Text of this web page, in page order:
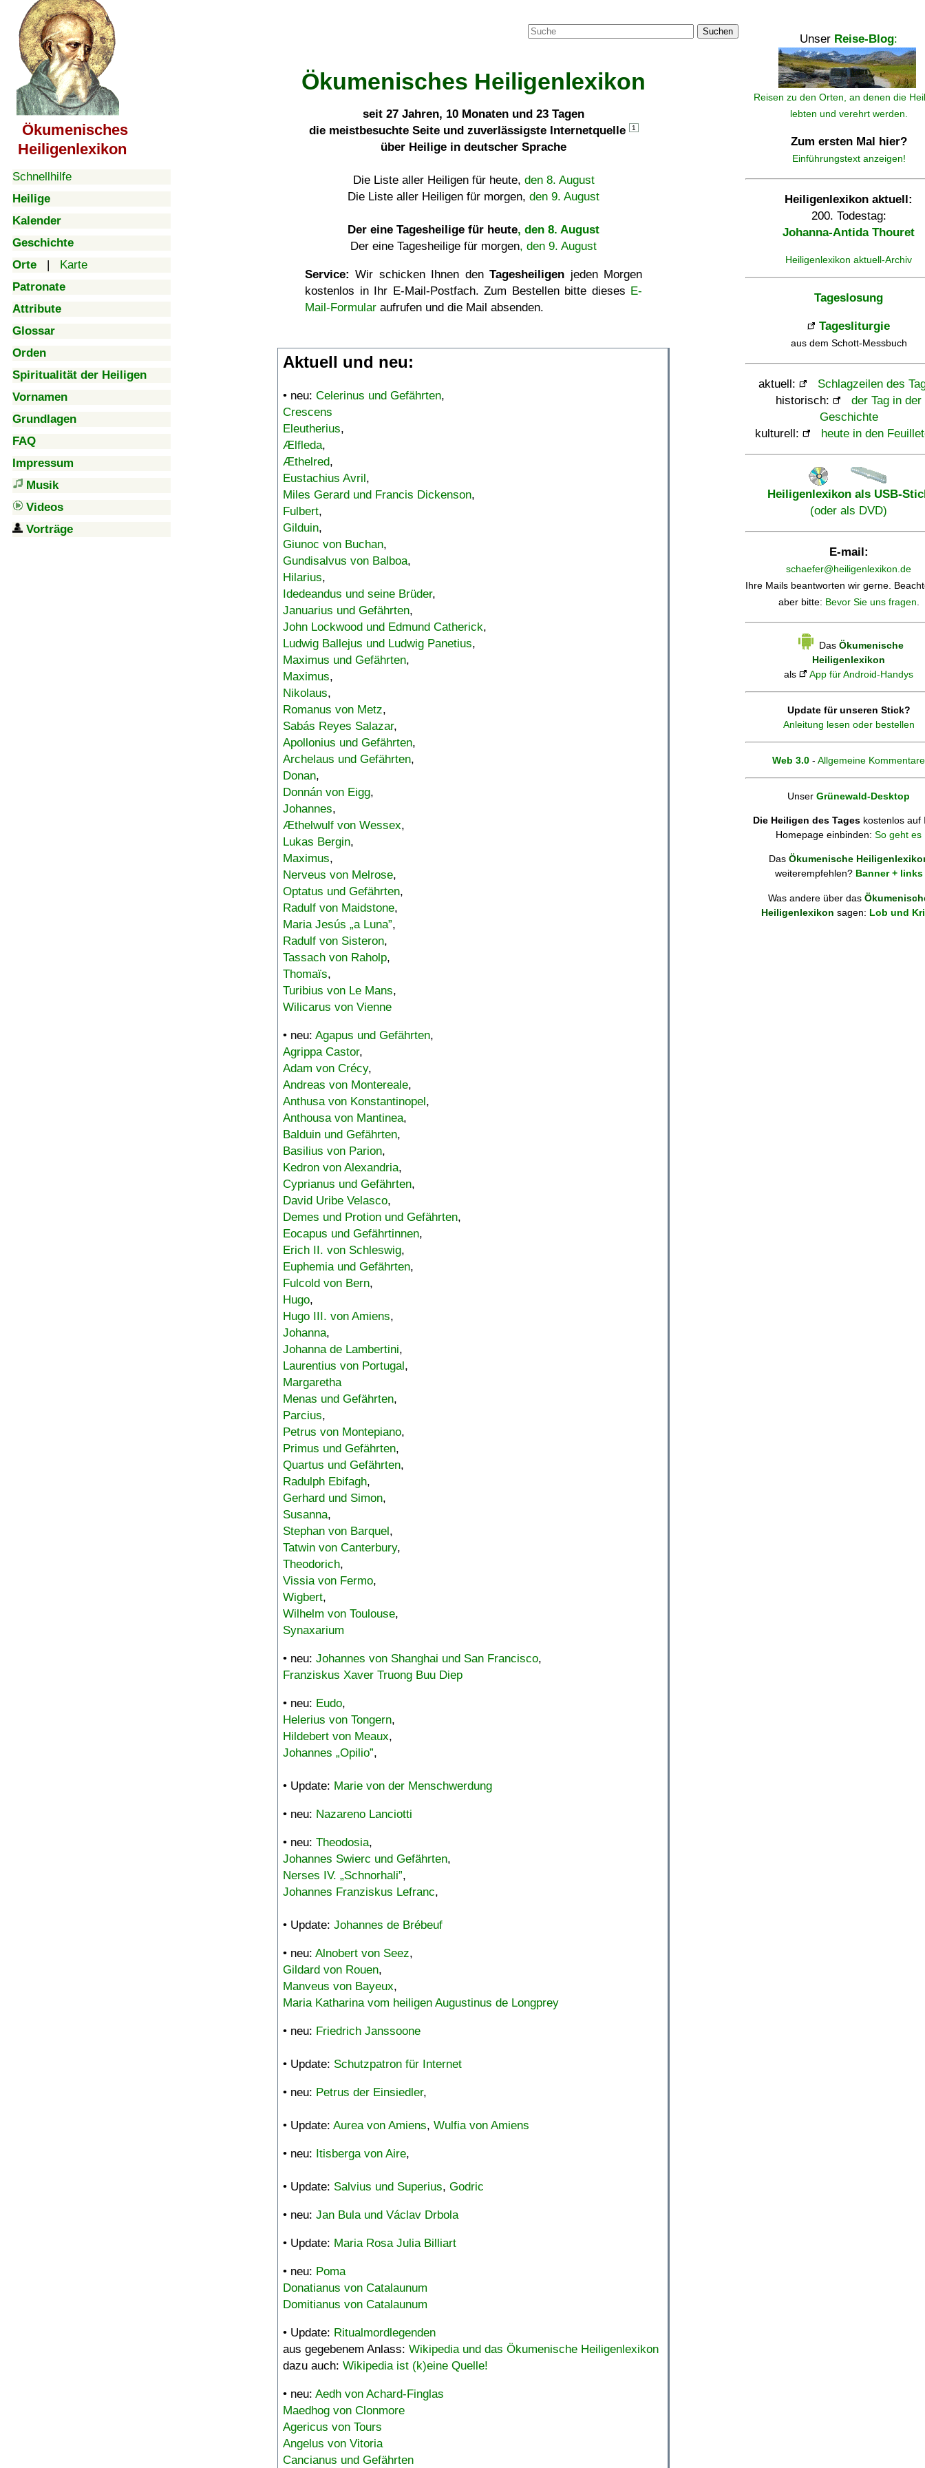
Ökumenisches
Heiligenlexikon
Schnellhilfe
Heilige
Kalender
Geschichte
Orte | Karte
Patronate
Attribute
Glossar
Orden
Spiritualität der Heiligen
Vornamen
Grundlagen
FAQ
Impressum
Musik
Videos
Vorträge
Suchen
Ökumenisches Heiligenlexikon
seit 27 Jahren, 10 Monaten und 23 Tagen
die meistbesuchte Seite und zuverlässigste Internetquelle
1
über Heilige in deutscher Sprache
Die Liste aller Heiligen für heute, den 8. August
Die Liste aller Heiligen für morgen, den 9. August
Der eine Tagesheilige für heute, den 8. August
Der eine Tagesheilige für morgen, den 9. August
Service: Wir schicken Ihnen denTagesheiligen jeden Morgen
kostenlos in Ihr E-Mail-Postfach. Zum Bestellen bitte dieses E-
Mail-Formular aufrufen und die Mail absenden.
Aktuell und neu:
• neu: Celerinus und Gefährten,
Crescens
Eleutherius,
Ælfleda,
Æthelred,
Eustachius Avril,
Miles Gerard und Francis Dickenson,
Fulbert,
Gilduin,
Giunoc von Buchan,
Gundisalvus von Balboa,
Hilarius,
Idedeandus und seine Brüder,
Januarius und Gefährten,
John Lockwood und Edmund Catherick,
Ludwig Ballejus und Ludwig Panetius,
Maximus und Gefährten,
Maximus,
Nikolaus,
Romanus von Metz,
Sabás Reyes Salazar,
Apollonius und Gefährten,
Archelaus und Gefährten,
Donan,
Donnán von Eigg,
Johannes,
Æthelwulf von Wessex,
Lukas Bergin,
Maximus,
Nerveus von Melrose,
Optatus und Gefährten,
Radulf von Maidstone,
Maria Jesús „a Luna”,
Radulf von Sisteron,
Tassach von Raholp,
Thomaïs,
Turibius von Le Mans,
Wilicarus von Vienne
• neu: Agapus und Gefährten,
Agrippa Castor,
Adam von Crécy,
Andreas von Montereale,
Anthusa von Konstantinopel,
Anthousa von Mantinea,
Balduin und Gefährten,
Basilius von Parion,
Kedron von Alexandria,
Cyprianus und Gefährten,
David Uribe Velasco,
Demes und Protion und Gefährten,
Eocapus und Gefährtinnen,
Erich II. von Schleswig,
Euphemia und Gefährten,
Fulcold von Bern,
Hugo,
Hugo III. von Amiens,
Johanna,
Johanna de Lambertini,
Laurentius von Portugal,
Margaretha
Menas und Gefährten,
Parcius,
Petrus von Montepiano,
Primus und Gefährten,
Quartus und Gefährten,
Radulph Ebifagh,
Gerhard und Simon,
Susanna,
Stephan von Barquel,
Tatwin von Canterbury,
Theodorich,
Vissia von Fermo,
Wigbert,
Wilhelm von Toulouse,
Synaxarium
• neu: Johannes von Shanghai und San Francisco,
Franziskus Xaver Truong Buu Diep
• neu: Eudo,
Helerius von Tongern,
Hildebert von Meaux,
Johannes „Opilio”,
• Update: Marie von der Menschwerdung
• neu: Nazareno Lanciotti
• neu: Theodosia,
Johannes Swierc und Gefährten,
Nerses IV. „Schnorhali”,
Johannes Franziskus Lefranc,
• Update: Johannes de Brébeuf
• neu: Alnobert von Seez,
Gildard von Rouen,
Manveus von Bayeux,
Maria Katharina vom heiligen Augustinus de Longprey
• neu: Friedrich Janssoone
• Update: Schutzpatron für Internet
• neu: Petrus der Einsiedler,
• Update: Aurea von Amiens, Wulfia von Amiens
• neu: Itisberga von Aire,
• Update: Salvius und Superius, Godric
• neu: Jan Bula und Václav Drbola
• Update: Maria Rosa Julia Billiart
• neu: Poma
Donatianus von Catalaunum
Domitianus von Catalaunum
• Update: Ritualmordlegenden
aus gegebenem Anlass: Wikipedia und das Ökumenische Heiligenlexikon
dazu auch: Wikipedia ist (k)eine Quelle!
• neu: Aedh von Achard-Finglas
Maedhog von Clonmore
Agericus von Tours
Angelus von Vitoria
Cancianus und Gefährten
Unser Reise-Blog:
Reisen zu den Orten, an denen die
lebten und verehrt werden.
Zum ersten Mal hier?
Einführungstext anzeigen!
Heiligenlexikon aktuell:
200. Todestag:
Johanna-Antida Thouret
Heiligenlexikon aktuell-Archiv
Tageslosung
Tagesliturgie
aus dem Schott-Messbuch
aktuell:
Schlagzeilen des
historisch:
der Tag in der
Geschichte
kulturell:
heute in den
Heiligenlexikon als USB-
(oder als DVD)
E-mail:
schaefer@heiligenlexikon.de
Ihre Mails beantworten wir gerne.
aber bitte: Bevor Sie uns fragen.
Das Ökumenische
Heiligenlexikon
als
App für Android-Handys
Update für unseren Stick?
Anleitung lesen oder bestellen
Web 3.0 - Allgemeine Kommentare
Unser Grünewald-Desktop
Die Heiligen des Tages kostenlos auf
Homepage einbinden: So geht es
Das Ökumenische
weiterempfehlen? Banner + links
Was andere über das
Heiligenlexikon sagen: Lob und